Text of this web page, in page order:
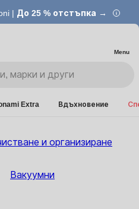
| До 25 % отстъпка →
Menu
Extra Вдъхновение
и организиране
Вакуумни